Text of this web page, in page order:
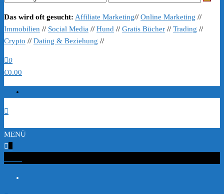
Das wird oft gesucht: Affiliate Marketing// Online Marketing //
Immobilien // Social Media // Hund // Gratis Bücher // Trading //
Crypto // Dating & Beziehung //
0
€0.00
MENÜ